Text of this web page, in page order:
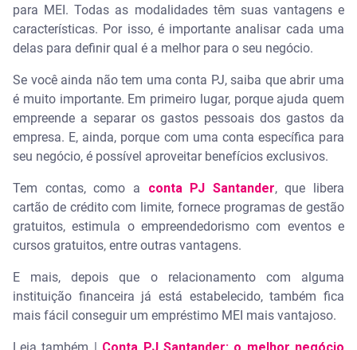
para MEI. Todas as modalidades têm suas vantagens e
características. Por isso, é importante analisar cada uma
delas para definir qual é a melhor para o seu negócio.
Se você ainda não tem uma conta PJ, saiba que abrir uma
é muito importante. Em primeiro lugar, porque ajuda quem
empreende a separar os gastos pessoais dos gastos da
empresa. E, ainda, porque com uma conta específica para
seu negócio, é possível aproveitar benefícios exclusivos.
Tem contas, como a conta PJ Santander, que libera
cartão de crédito com limite, fornece programas de gestão
gratuitos, estimula o empreendedorismo com eventos e
cursos gratuitos, entre outras vantagens.
E mais, depois que o relacionamento com alguma
instituição financeira já está estabelecido, também fica
mais fácil conseguir um empréstimo MEI mais vantajoso.